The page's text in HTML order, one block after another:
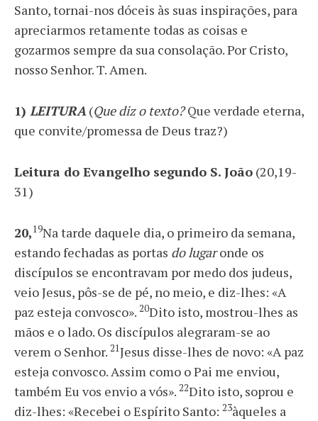
Santo, tornai-nos dóceis às suas inspirações, para
apreciarmos retamente todas as coisas e
gozarmos sempre da sua consolação. Por Cristo,
nosso Senhor. T. Amen.
1) LEITURA(Que diz o texto?Que verdade eterna,
que convite/promessa de Deus traz?)
Leitura do Evangelho segundo S. João (20,19-
31)
20,19Na tarde daquele dia, o primeiro da semana,
estando fechadas as portas do lugaronde os
discípulos se encontravam por medo dos judeus,
veio Jesus, pôs-se de pé, no meio, e diz-lhes: «A
paz esteja convosco». 20Dito isto, mostrou-lhes as
mãos e o lado. Os discípulos alegraram-se ao
verem o Senhor. 21Jesus disse-lhes de novo: «A paz
esteja convosco. Assim como o Pai me enviou,
também Eu vos envio a vós». 22Dito isto, soprou e
diz-lhes: «Recebei o Espírito Santo: 23àqueles a